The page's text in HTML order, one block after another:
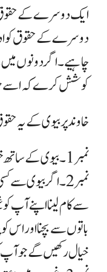
ایک دوسرے کے
دوسرے کے حقوق
چاہیے ۔ اگر دونوں
کوشش کرے کہ اسے
خاوند پر بیوی کے یہ
نمبر1 ۔ بیوی کے ساتھ خوش اخلاقی سے پیش آنا ۔
نمبر 2 ۔ اگر بیوی
سے کام لینا اپنے آپ
باتوں سے بچنا اور اس
خیال رکھیں گے جو